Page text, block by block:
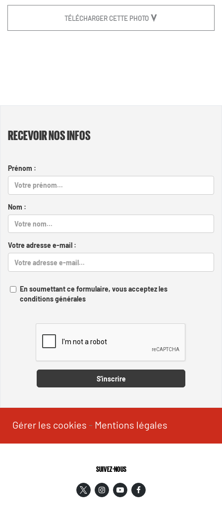
TÉLÉCHARGER CETTE PHOTO
RECEVOIR NOS INFOS
Prénom :
Nom :
Votre adresse e-mail :
En soumettant ce formulaire, vous acceptez les
conditions générales
S'inscrire
Gérer les cookies - Mentions légales
SUIVEZ-NOUS